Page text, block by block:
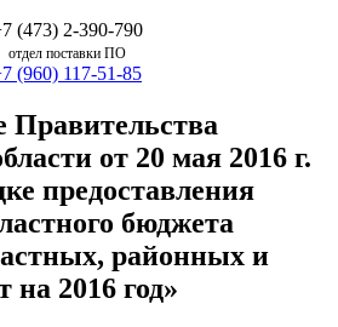
(473) 2-390-790
отдел поставки ПО
(960) 117-51-85
Правительства
от 20 мая 2016 г.
предоставления
бюджета
районных и
на 2016 год»